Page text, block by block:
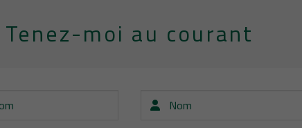
Tenez-moi au courant